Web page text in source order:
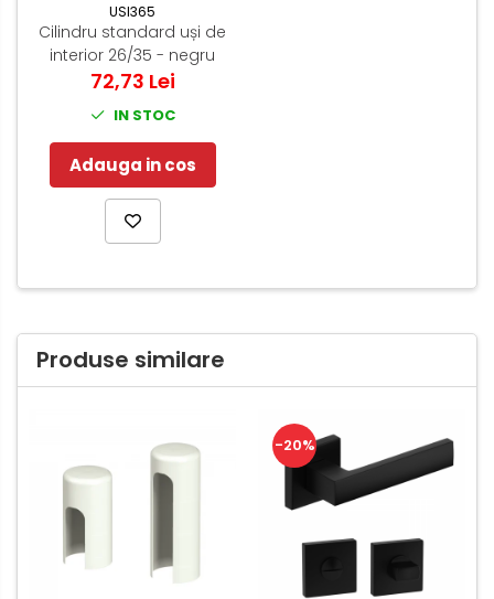
USI365
Cilindru standard uși de
interior 26/35 - negru
72,73 Lei
IN STOC
Adauga in cos
Produse similare
-20%